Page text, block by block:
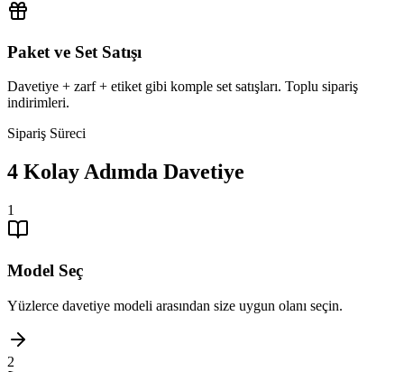
Paket ve Set Satışı
Davetiye + zarf + etiket gibi komple set satışları. Toplu sipariş
indirimleri.
Sipariş Süreci
4 Kolay Adımda Davetiye
1
Model Seç
Yüzlerce davetiye modeli arasından size uygun olanı seçin.
2